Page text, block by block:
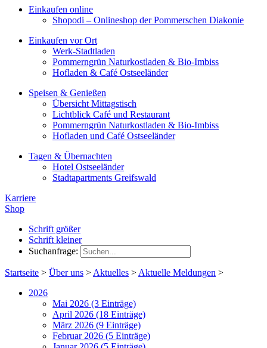
Einkaufen online
Shopodi – Onlineshop der Pommerschen Diakonie
Einkaufen vor Ort
Werk-Stadtladen
Pommerngrün Naturkostladen & Bio-Imbiss
Hofladen & Café Ostseeländer
Speisen & Genießen
Übersicht Mittagstisch
Lichtblick Café und Restaurant
Pommerngrün Naturkostladen & Bio-Imbiss
Hofladen und Café Ostseeländer
Tagen & Übernachten
Hotel Ostseeländer
Stadtapartments Greifswald
Karriere
Shop
Schrift größer
Schrift kleiner
Suchanfrage:
Startseite > Über uns > Aktuelles > Aktuelle Meldungen >
2026
Mai 2026 (3 Einträge)
April 2026 (18 Einträge)
März 2026 (9 Einträge)
Februar 2026 (5 Einträge)